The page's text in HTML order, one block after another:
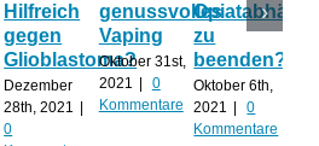
Hilfreich
gegen
Glioblastoma?
Dezember
28th, 2021
0
genussvolles
Vaping
Oktober 31st,
2021
0
Kommentare
zu
beenden?
Oktober 6th,
2021
0
Kommentare